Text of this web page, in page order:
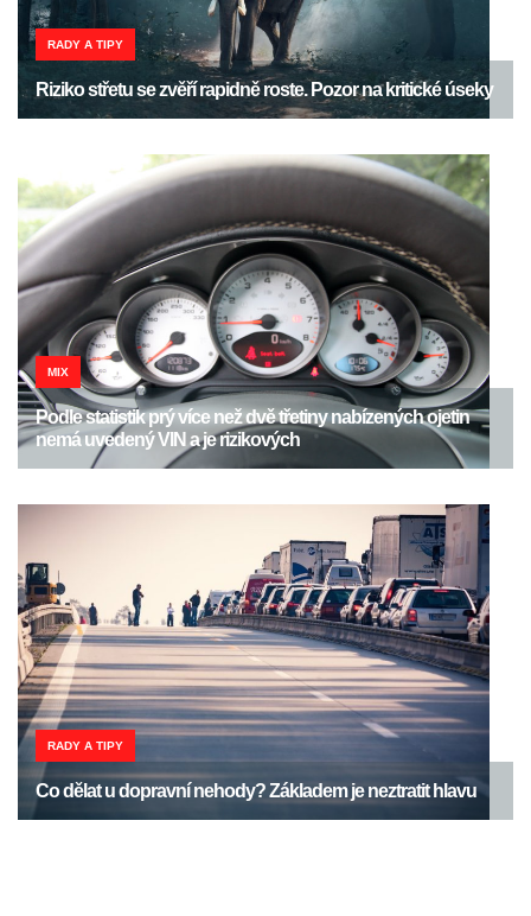
RADY A TIPY
Riziko střetu se zvěří rapidně roste. Pozor na kritické úseky
MIX
Podle statistik prý více než dvě třetiny nabízených ojetin
nemá uvedený VIN a je rizikových
RADY A TIPY
Co dělat u dopravní nehody? Základem je neztratit hlavu